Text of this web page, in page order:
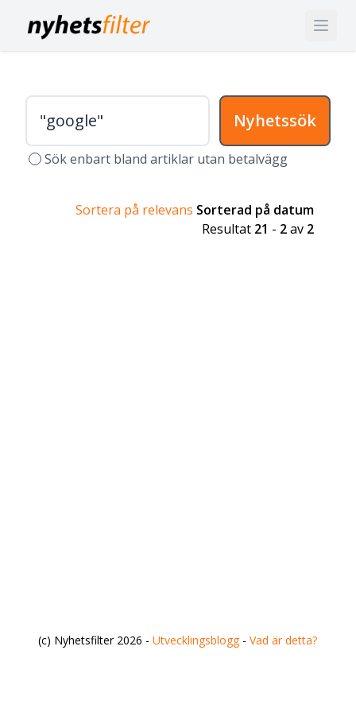
Nyhetssök
Sök enbart bland artiklar utan betalvägg
Sortera på relevans Sorterad på datum
Resultat 21 - 2av 2
(c) Nyhetsfilter 2026 -Utvecklingsblogg -Vad är detta?